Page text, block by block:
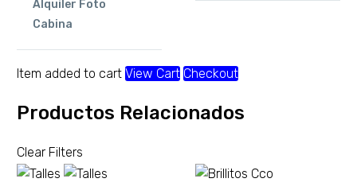
Alquiler Foto
Cabina
Item added to cart View Cart Checkout
Productos Relacionados
Clear Filters